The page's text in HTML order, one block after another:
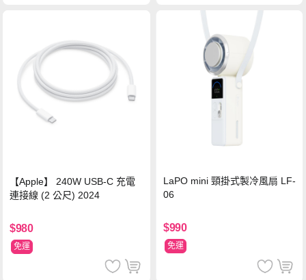
【Apple】 240W USB-C 充電
連接線 (2 公尺) 2024
$980
免運
LaPO mini 頸掛式製冷風扇 LF-
06
$990
免運